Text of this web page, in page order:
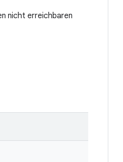
nicht erreichbaren